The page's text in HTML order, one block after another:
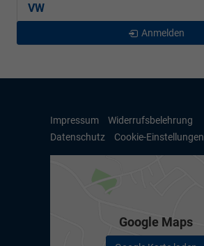
VW
Anmelden
Impressum
Widerrufsbelehrung
Datenschutz
Cookie-Einstellungen
Google Maps